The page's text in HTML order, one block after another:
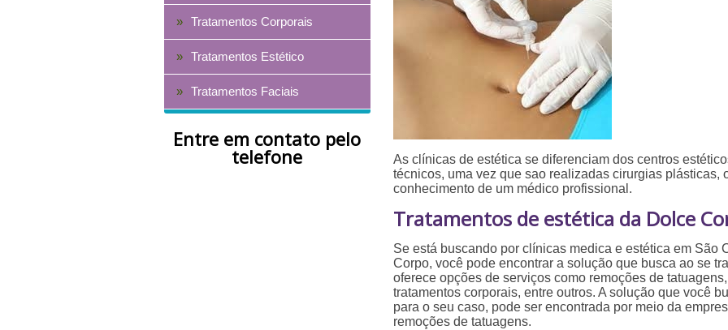
Tratamentos Corporais
Tratamentos Estético
Tratamentos Faciais
Entre em contato pelo
telefone
As clínicas de estética se diferenciam dos centros
técnicos, uma vez que sao realizadas cirurgias plásticas,
conhecimento de um médico profissional.
Tratamentos de estética da Dolce
Se está buscando por clínicas medica e estética em São
Corpo, você pode encontrar a solução que busca ao se
oferece opções de serviços como remoções de
tratamentos corporais, entre outros. A solução que você
para o seu caso, pode ser encontrada por meio da
remoções de tatuagens.